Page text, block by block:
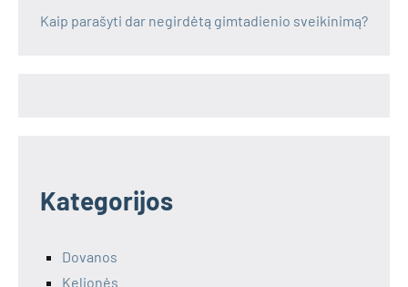
Kaip parašyti dar negirdėtą gimtadienio sveikinimą?
Kategorijos
Dovanos
Kelionės